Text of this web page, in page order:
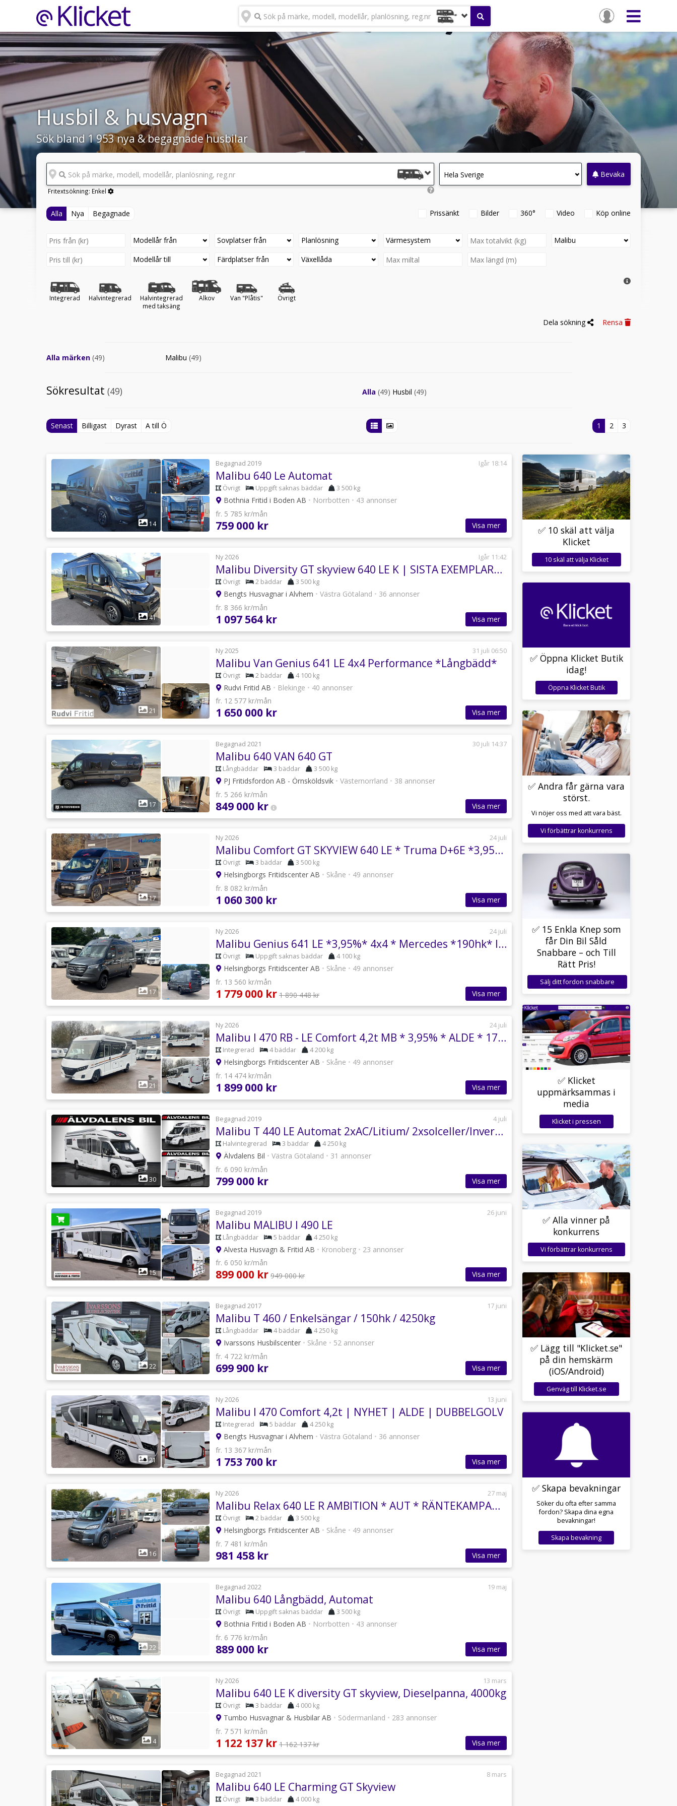
Sök på märke, modell, modellår, planlösning, reg.nr
Husbil & husvagn
Sök bland 1 953 nya & begagnade husbilar
Sök på märke, modell, modellår, planlösning, reg.nr
Fritextsökning: Enkel
Hela Sverige Bevaka
Alla Nya Begagnade Prissänkt Bilder 360° Video Köp online
Modellår från
Modellår till
Sovplatser från
Färdplatser från
Planlösning
Växellåda
Värmesystem Malibu
Integrerad Halvintegrerad
Halvintegrerad
med taksäng
Alkov Van "Plåtis" Övrigt
Dela sökning Rensa
Alla märken (49) Malibu (49)
Sökresultat (49) Alla (49) Husbil (49)
Senast Billigast Dyrast A till Ö 1 2 3
14
Begagnad 2019 Igår 18:14
Malibu 640 Le Automat
Övrigt Uppgift saknas bäddar 3 500 kg
Bothnia Fritid i Boden AB • Norrbotten • 43 annonser
fr. 5 785 kr/mån
759 000 kr Visa mer
41
Ny 2026 Igår 11:42
Malibu Diversity GT skyview 640 LE K | SISTA EXEMPLARET | DIESELVÄRME |
Övrigt 2 bäddar 3 500 kg
Bengts Husvagnar i Alvhem • Västra Götaland • 36 annonser
fr. 8 366 kr/mån
1 097 564 kr Visa mer
21
Ny 2025 31 juli 06:50
Malibu Van Genius 641 LE 4x4 Performance *Långbädd*
Övrigt 2 bäddar 4 100 kg
Rudvi Fritid AB • Blekinge • 40 annonser
fr. 12 577 kr/mån
1 650 000 kr Visa mer
17
Begagnad 2021 30 juli 14:37
Malibu 640 VAN 640 GT
Långbäddar 3 bäddar 3 500 kg
PJ Fritidsfordon AB - Örnsköldsvik • Västernorrland • 38 annonser
fr. 5 266 kr/mån
849 000 kr Visa mer
17
Ny 2026 24 juli
Malibu Comfort GT SKYVIEW 640 LE * Truma D+6E *3,95%* *3500kg*Stor kyl*
Övrigt 3 bäddar 3 500 kg
Helsingborgs Fritidscenter AB • Skåne • 49 annonser
fr. 8 082 kr/mån
1 060 300 kr Visa mer
17
Ny 2026 24 juli
Malibu Genius 641 LE *3,95%* 4x4 * Mercedes *190hk* Inverter * Lithium
Övrigt Uppgift saknas bäddar 4 100 kg
Helsingborgs Fritidscenter AB • Skåne • 49 annonser
fr. 13 560 kr/mån
1 779 000 kr 1 890 448 kr Visa mer
21
Ny 2026 24 juli
Malibu I 470 RB - LE Comfort 4,2t MB * 3,95% * ALDE * 170hk * Markis *
Integrerad 4 bäddar 4 200 kg
Helsingborgs Fritidscenter AB • Skåne • 49 annonser
fr. 14 474 kr/mån
1 899 000 kr Visa mer
30
Begagnad 2019 4 juli
Malibu T 440 LE Automat 2xAC/Litium/ 2xsolceller/Inverter/Navi/4250kg
Halvintegrerad 3 bäddar 4 250 kg
Älvdalens Bil • Västra Götaland • 31 annonser
fr. 6 090 kr/mån
799 000 kr Visa mer
15
Begagnad 2019 26 juni
Malibu MALIBU I 490 LE
Långbäddar 5 bäddar 4 250 kg
Alvesta Husvagn & Fritid AB • Kronoberg • 23 annonser
fr. 6 050 kr/mån
899 000 kr 949 000 kr Visa mer
22
Begagnad 2017 17 juni
Malibu T 460 / Enkelsängar / 150hk / 4250kg
Långbäddar 4 bäddar 4 250 kg
Ivarssons Husbilscenter • Skåne • 52 annonser
fr. 4 722 kr/mån
699 900 kr Visa mer
21
Ny 2026 13 juni
Malibu I 470 Comfort 4,2t | NYHET | ALDE | DUBBELGOLV
Integrerad 5 bäddar 4 250 kg
Bengts Husvagnar i Alvhem • Västra Götaland • 36 annonser
fr. 13 367 kr/mån
1 753 700 kr Visa mer
16
Ny 2026 27 maj
Malibu Relax 640 LE R AMBITION * AUT * RÄNTEKAMPANJ 3.95% Månadskostnad
Övrigt 2 bäddar 3 500 kg
Helsingborgs Fritidscenter AB • Skåne • 49 annonser
fr. 7 481 kr/mån
981 458 kr Visa mer
22
Begagnad 2022 19 maj
Malibu 640 Långbädd, Automat
Övrigt Uppgift saknas bäddar 3 500 kg
Bothnia Fritid i Boden AB • Norrbotten • 43 annonser
fr. 6 776 kr/mån
889 000 kr Visa mer
4
Ny 2026 13 mars
Malibu 640 LE K diversity GT skyview, Dieselpanna, 4000kg
Övrigt 3 bäddar 4 000 kg
Tumbo Husvagnar & Husbilar AB • Södermanland • 283 annonser
fr. 7 571 kr/mån
1 122 137 kr 1 162 137 kr Visa mer
Begagnad 2021 8 mars
Malibu 640 LE Charming GT Skyview
Övrigt 3 bäddar 4 000 kg
✅ 10 skäl att välja
Klicket
10 skäl att välja Klicket
✅ Öppna Klicket Butik
idag!
Öppna Klicket Butik
✅ Andra får gärna vara
störst.
Vi nöjer oss med att vara bäst.
Vi förbättrar konkurrens
✅ 15 Enkla Knep som
får Din Bil Såld
Snabbare – och Till
Rätt Pris!
Sälj ditt fordon snabbare
✅ Klicket
uppmärksammas i
media
Klicket i pressen
✅ Alla vinner på
konkurrens
Vi förbättrar konkurrens
✅ Lägg till "Klicket.se"
på din hemskärm
(iOS/Android)
Genväg till Klicket.se
✅ Skapa bevakningar
Söker du ofta efter samma
fordon? Skapa dina egna
bevakningar!
Skapa bevakning